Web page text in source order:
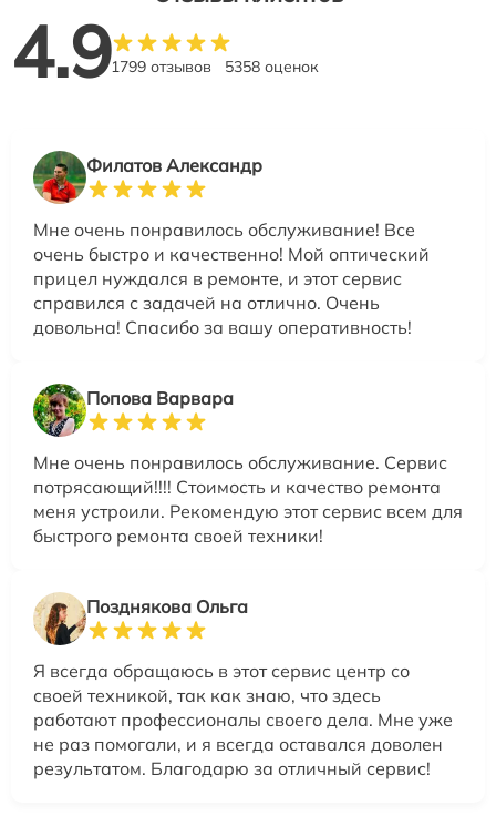
4.91799 отзывов 5358 оценок
Филатов Александр
Мне очень понравилось обслуживание! Все
очень быстро и качественно! Мой оптический
прицел нуждался в ремонте, и этот сервис
справился с задачей на отлично. Очень
довольна! Спасибо за вашу оперативность!
Попова Варвара
Мне очень понравилось обслуживание. Сервис
потрясающий!!!! Стоимость и качество ремонта
меня устроили. Рекомендую этот сервис всем для
быстрого ремонта своей техники!
Позднякова Ольга
Я всегда обращаюсь в этот сервис центр со
своей техникой, так как знаю, что здесь
работают профессионалы своего дела. Мне уже
не раз помогали, и я всегда оставался доволен
результатом. Благодарю за отличный сервис!